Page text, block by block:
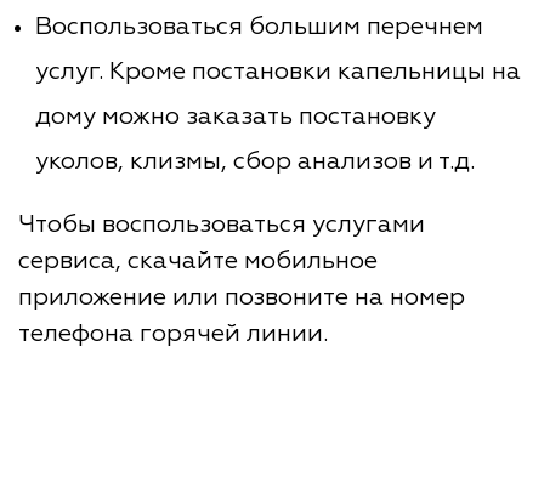
Воспользоваться большим перечнем
услуг. Кроме постановки капельницы на
дому можно заказать постановку
уколов, клизмы, сбор анализов и т.д.
Чтобы воспользоваться услугами
сервиса, скачайте мобильное
приложение или позвоните на номер
телефона горячей линии.